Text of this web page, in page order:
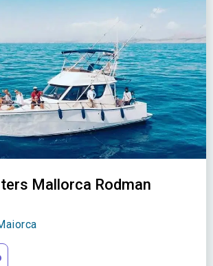
Mallorca Rodman